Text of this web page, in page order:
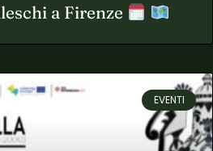
a Firenze
EVENTI